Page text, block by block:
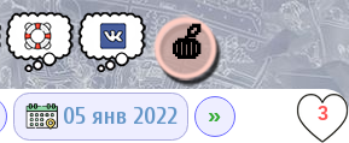
🍎
05 янв 2022 » 3